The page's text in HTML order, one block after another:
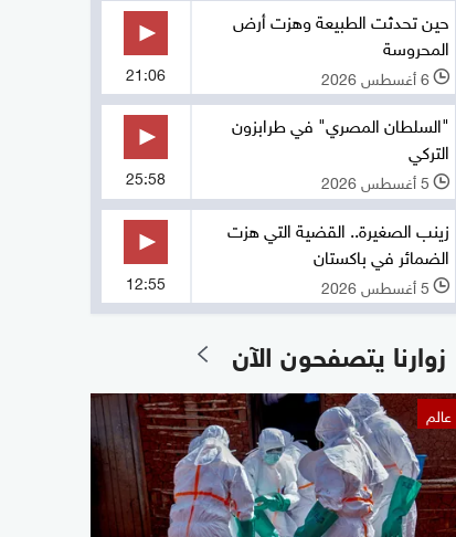
حين تحدثت الطبيعة وهزت أرض
المحروسة
l 6 أغسطس 2026 21:06
"السلطان المصري" في طرابزون
التركي
l 5 أغسطس 2026 25:58
زينب الصغيرة.. القضية التي هزت
الضمائر في باكستان
l 5 أغسطس 2026 12:55
زوارنا يتصفحون الآن
عالم